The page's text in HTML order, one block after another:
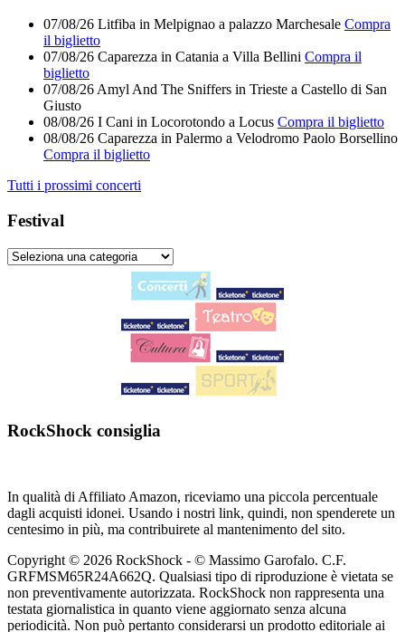
07/08/26 Litfiba in Melpignao a palazzo Marchesale Compra
il biglietto
07/08/26 Caparezza in Catania a Villa Bellini Compra il
biglietto
07/08/26 Amyl And The Sniffers in Trieste a Castello di San
Giusto
08/08/26 I Cani in Locorotondo a Locus Compra il biglietto
08/08/26 Caparezza in Palermo a Velodromo Paolo Borsellino
Compra il biglietto
Tutti i prossimi concerti
Festival
RockShock consiglia
In qualità di Affiliato Amazon, riceviamo una piccola percentuale
dagli acquisti idonei. Usando i nostri link, quindi, non spenderete un
centesimo in più, ma contribuirete al mantenimento del sito.
Copyright © 2026 RockShock - © Massimo Garofalo. C.F.
GRFMSM65R24A662Q. Qualsiasi tipo di riproduzione è vietata se
non preventivamente autorizzata. RockShock non rappresenta una
testata giornalistica in quanto viene aggiornato senza alcuna
periodicità. Non può pertanto considerarsi un prodotto editoriale ai